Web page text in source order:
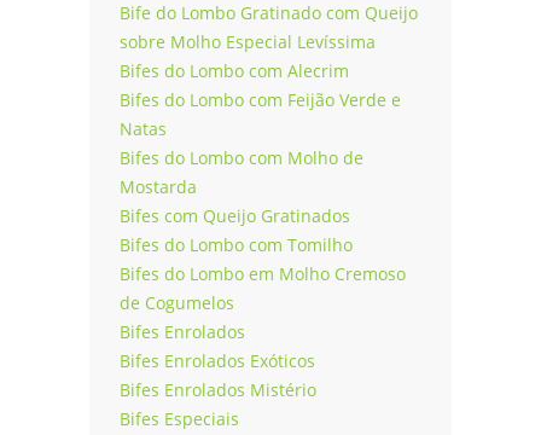
Bife do Lombo Gratinado com Queijo
sobre Molho Especial Levíssima
Bifes do Lombo com Alecrim
Bifes do Lombo com Feijão Verde e
Natas
Bifes do Lombo com Molho de
Mostarda
Bifes com Queijo Gratinados
Bifes do Lombo com Tomilho
Bifes do Lombo em Molho Cremoso
de Cogumelos
Bifes Enrolados
Bifes Enrolados Exóticos
Bifes Enrolados Mistério
Bifes Especiais